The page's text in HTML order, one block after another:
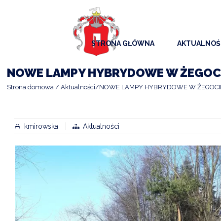
STRONA GŁÓWNA
NOWE LAMPY HYBRYDOWE W
Strona domowa Aktualności NOWE LAMPY HYBRYDOWE W
kmirowska Aktualności